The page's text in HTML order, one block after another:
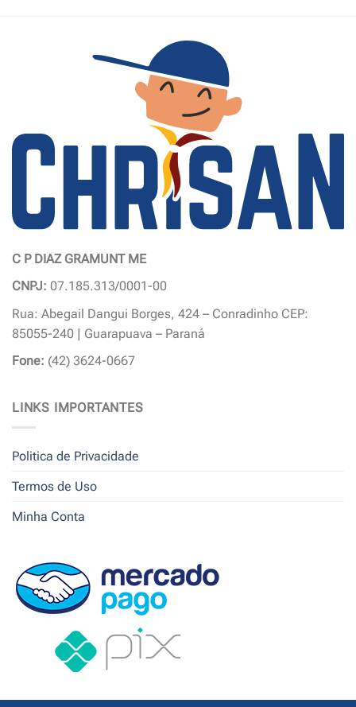
C P DIAZ GRAMUNT ME
CNPJ: 07.185.313/0001-00
Rua: Abegail Dangui Borges, 424 – Conradinho CEP:
85055-240 | Guarapuava – Paraná
Fone: (42) 3624-0667
LINKS IMPORTANTES
Politica de Privacidade
Termos de Uso
Minha Conta